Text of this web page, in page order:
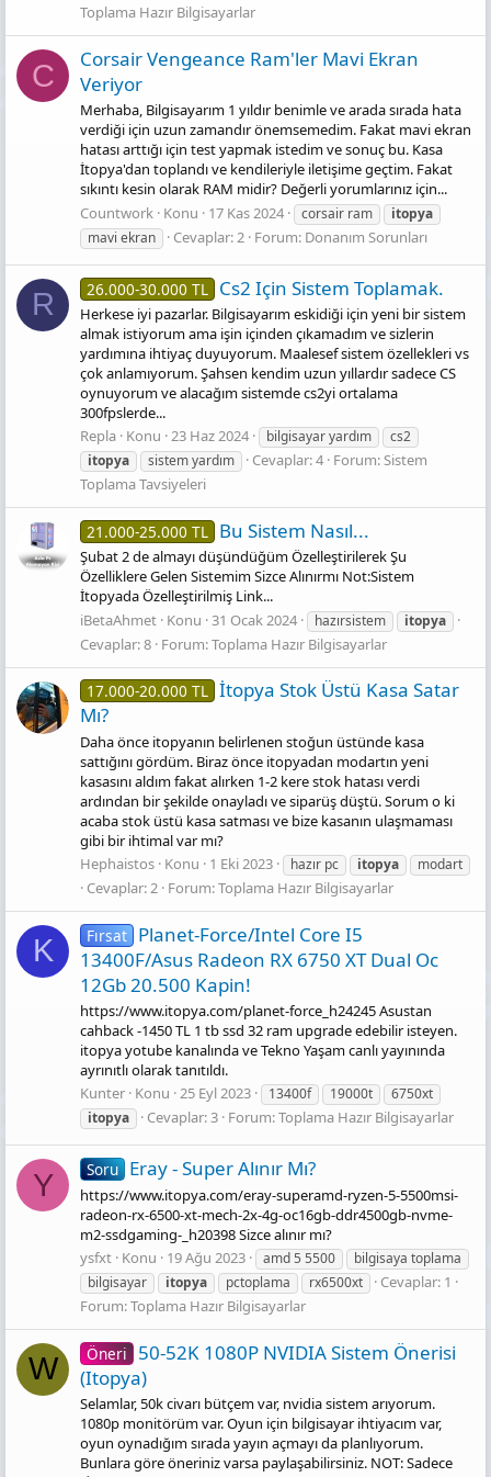
Toplama Hazır Bilgisayarlar
C
Corsair Vengeance Ram'ler Mavi Ekran
Veriyor
Merhaba, Bilgisayarım 1 yıldır benimle ve arada sırada hata
verdiği için uzun zamandır önemsemedim. Fakat mavi ekran
hatası arttığı için test yapmak istedim ve sonuç bu. Kasa
İtopya'dan toplandı ve kendileriyle iletişime geçtim. Fakat
sıkıntı kesin olarak RAM midir? Değerli yorumlarınız için...
Countwork Konu 17 Kas 2024 corsair ram
itopya
mavi ekran
Cevaplar: 2 Forum: Donanım Sorunları
R 26.000-30.000 TL Cs2 Için Sistem Toplamak.
Herkese iyi pazarlar. Bilgisayarım eskidiği için yeni bir sistem
almak istiyorum ama işin içinden çıkamadım ve sizlerin
yardımına ihtiyaç duyuyorum. Maalesef sistem özellekleri vs
çok anlamıyorum. Şahsen kendim uzun yıllardır sadece CS
oynuyorum ve alacağım sistemde cs2yi ortalama
300fpslerde...
Repla Konu 23 Haz 2024 bilgisayar yardım
cs2
itopya
sistem yardım Cevaplar: 4 Forum:Sistem
Toplama Tavsiyeleri
21.000-25.000 TL Bu Sistem Nasıl...
Şubat 2 de almayı düşündüğüm Özelleştirilerek Şu
Özelliklere Gelen Sistemim Sizce Alınırmı Not:Sistem
İtopyada Özelleştirilmiş Link...
iBetaAhmet Konu 31 Ocak 2024 hazırsistem itopya
Cevaplar: 8 Forum:Toplama Hazır Bilgisayarlar
17.000-20.000 TL İtopya Stok Üstü Kasa Satar
Mı?
Daha önce itopyanın belirlenen stoğun üstünde kasa
sattığını gördüm. Biraz önce itopyadan modartın yeni
kasasını aldım fakat alırken 1-2 kere stok hatası verdi
ardından bir şekilde onayladı ve siparüş düştü. Sorum o ki
acaba stok üstü kasa satması ve bize kasanın ulaşmaması
gibi bir ihtimal var mı?
Hephaistos Konu 1 Eki 2023 hazır pc itopya modart
Cevaplar: 2 Forum:Toplama Hazır Bilgisayarlar
K Fırsat Planet-Force/Intel Core I5
13400F/Asus Radeon RX 6750 XT Dual Oc
12Gb 20.500 Kapin!
https://www.itopya.com/planet-force_h24245 Asustan
cahback -1450 TL 1 tb ssd 32 ram upgrade edebilir isteyen.
itopya yotube kanalında ve Tekno Yaşam canlı yayınında
ayrınıtlı olarak tanıtıldı.
Kunter Konu 25 Eyl 2023 13400f 19000t
6750xt
itopya
Cevaplar: 3 Forum:Toplama Hazır Bilgisayarlar
Y Soru Eray - Super Alınır Mı?
https://www.itopya.com/eray-superamd-ryzen-5-5500msi-
radeon-rx-6500-xt-mech-2x-4g-oc16gb-ddr4500gb-nvme-
m2-ssdgaming-_h20398 Sizce alınır mı?
ysfxt Konu 19 Ağu 2023 amd 5 5500
bilgisaya toplama
bilgisayar
itopya pctoplama rx6500xt
Cevaplar: 1
Forum:Toplama Hazır Bilgisayarlar
W Öneri 50-52K 1080P NVIDIA Sistem Önerisi
(Itopya)
Selamlar, 50k civarı bütçem var, nvidia sistem arıyorum.
1080p monitörüm var. Oyun için bilgisayar ihtiyacım var,
oyun oynadığım sırada yayın açmayı da planlıyorum.
Bunlara göre öneriniz varsa paylaşabilirsiniz. NOT: Sadece